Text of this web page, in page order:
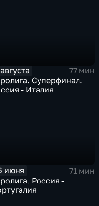
77 мин
Суперфинал.
- Италия
июня
71 мин
Россия -